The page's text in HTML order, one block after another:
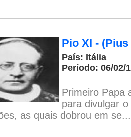
Pio XI -
País: Itália
Período: 06/02/
Primeiro Papa
para divulgar
as quais dobrou em se...